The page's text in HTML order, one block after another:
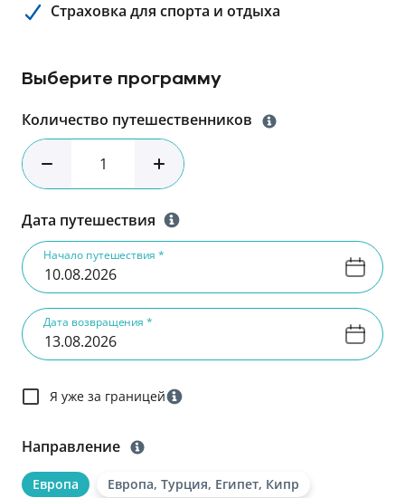
Страховка для спорта и отдыха
Выберите программу
Количество путешественников
Дата путешествия
Начало путешествия *
Дата возвращения *
Я уже за границей
Направление
Eвропа
Европа, Турция, Египет, Кипр